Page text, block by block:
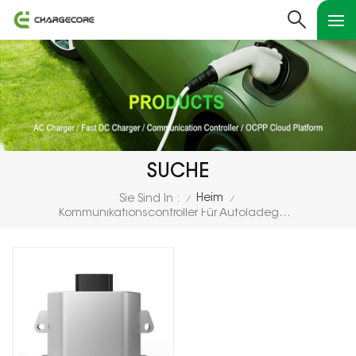
SUCHE
Sie Sind In : / Heim /
Kommunikationscontroller Für Autoladegerät